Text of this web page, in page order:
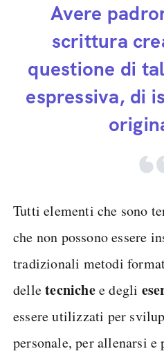
Avere
scrittura
questione di
espressiva, di
Tutti elementi che sono
che non possono essere
tradizionali metodi
delletecnichee degli
essere utilizzati per
personale, per allenarsi e